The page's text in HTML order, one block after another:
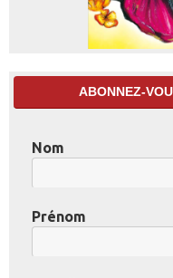
ABONNEZ-
Nom
Prénom